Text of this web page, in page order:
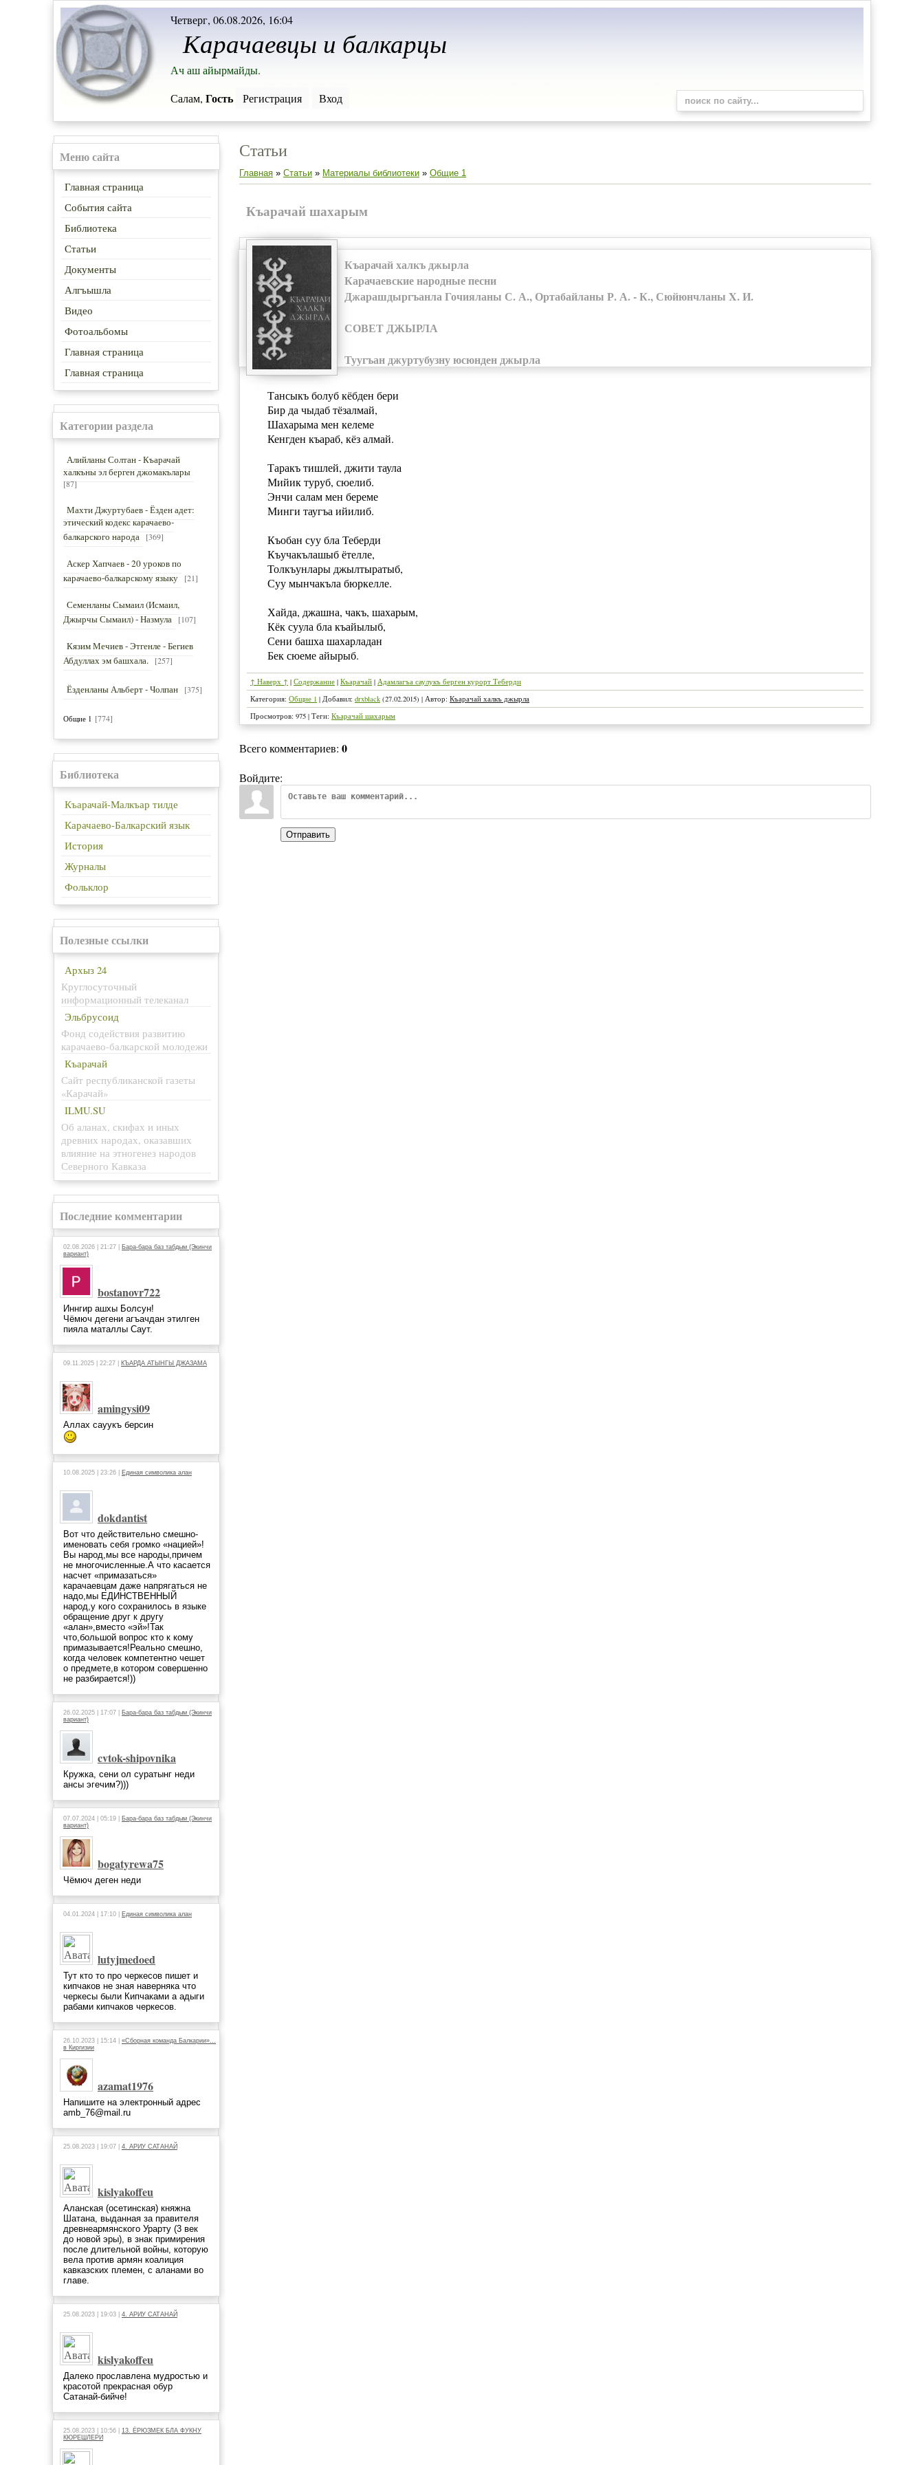
Четверг, 06.08.2026, 16:04
Карачаевцы и балкарцы
Салам, Гость Регистрация Вход
Ач аш айырмайды.
Меню сайта
Главная страница
События сайта
Библиотека
Статьи
Документы
Алгъышла
Видео
Фотоальбомы
Главная страница
Главная страница
Категории раздела
Алийланы Солтан - Къарачай
халкъны эл берген джомакълары
[87]
Махти Джуртубаев - Ёзден адет:
этический кодекс карачаево-
балкарского народа
[369]
Аскер Хапчаев - 20 уроков по
карачаево-балкарскому языку
[21]
Семенланы Сымаил (Исмаил,
Джырчы Сымаил) - Назмула
[107]
Кязим Мечиев - Этгенле - Бегиев
Абдуллах эм башхала.
[257]
Ёзденланы Альберт - Чолпан [375]
Общие 1 [774]
Библиотека
Къарачай-Малкъар тилде
Карачаево-Балкарский язык
История
Журналы
Фольклор
Полезные ссылки
Архыз 24
Круглосуточный
информационный телеканал
Эльбрусоид
Фонд содействия развитию
карачаево-балкарской молодежи
Къарачай
Сайт республиканской газеты
«Карачай»
ILMU.SU
Об аланах, скифах и иных
древних народах, оказавших
влияние на этногенез народов
Северного Кавказа
Последние комментарии
02.08.2026 | 21:27 | Бара-бара баз табдым (Экинчи
вариант)
bostanovr722
Иннгир ашхы Болсун!
Чёмюч дегени агъачдан этилген
пияла маталлы Саут.
09.11.2025 | 22:27 | КЪАРДА АТЫНГЫ ДЖАЗАМА
amingysi09
Аллах сауукъ берсин
10.08.2025 | 23:26 | Единая символика алан
dokdantist
Вот что действительно смешно-
именовать себя громко «нацией»!
Вы народ,мы все народы,причем
не многочисленные.А что касается
насчет «примазаться»
карачаевцам даже напрягаться не
надо,мы ЕДИНСТВЕННЫЙ
народ,у кого сохранилось в языке
обращение друг к другу
«алан»,вместо «эй»!Так
что,большой вопрос кто к кому
примазывается!Реально смешно,
когда человек компетентно чешет
о предмете,в котором совершенно
не разбирается!))
26.02.2025 | 17:07 | Бара-бара баз табдым (Экинчи
вариант)
cvtok-shipovnika
Кружка, сени ол суратынг неди
ансы эгечим?)))
07.07.2024 | 05:19 | Бара-бара баз табдым (Экинчи
вариант)
bogatyrewa75
Чёмюч деген неди
04.01.2024 | 17:10 | Единая символика алан
lutyjmedoed
Тут кто то про черкесов пишет и
кипчаков не зная наверняка что
черкесы были Кипчаками а адыги
рабами кипчаков черкесов.
26.10.2023 | 15:14 | «Сборная команда Балкарии»…
в Киргизии
azamat1976
Напишите на электронный адрес
amb_76@mail.ru
25.08.2023 | 19:07 | 4. АРИУ САТАНАЙ
kislyakoffeu
Аланская (осетинская) княжна
Шатана, выданная за правителя
древнеармянского Урарту (3 век
до новой эры), в знак примирения
после длительной войны, которую
вела против армян коалиция
кавказских племен, с аланами во
главе.
25.08.2023 | 19:03 | 4. АРИУ САТАНАЙ
kislyakoffeu
Далеко прославлена мудростью и
красотой прекрасная обур
Сатанай-бийче!
25.08.2023 | 10:56 | 13. ЁРЮЗМЕК БЛА ФУКНУ
КЮРЕШЛЕРИ
Статьи
Главная » Статьи » Материалы библиотеки » Общие 1
Къарачай шахарым
Къарачай халкъ джырла
Карачаевские народные песни
Джарашдыргъанла Гочияланы С. А., Ортабайланы Р. А. - К., Сюйюнчланы X. И.
СОВЕТ ДЖЫРЛА
Туугъан джуртубузну юсюнден джырла
Тансыкъ болуб кёбден бери
Бир да чыдаб тёзалмай,
Шахарыма мен келеме
Кенгден къараб, кёз алмай.
Таракъ тишлей, джити таула
Мийик туруб, сюелиб.
Энчи салам мен береме
Минги таугъа ийилиб.
Къобан суу бла Теберди
Къучакълашыб ётелле,
Толкъунлары джылтыратыб,
Суу мынчакъла бюркелле.
Хайда, джашна, чакъ, шахарым,
Кёк суула бла къайылыб,
Сени башха шахарладан
Бек сюеме айырыб.
↑ Наверх ↑ | Содержание | Къарачай | Адамлагъа саулукъ берген курорт Теберди
Категория: Общие 1 | Добавил: drxblack (27.02.2015) | Автор: Къарачай халкъ джырла
Просмотров: 975 | Теги: Къарачай шахарым
Всего комментариев: 0
Войдите:
Отправить